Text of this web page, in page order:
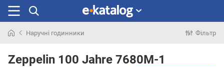
раніше
Наручні годинники Фільтр
Zeppelin 100 Jahre 7680M-1